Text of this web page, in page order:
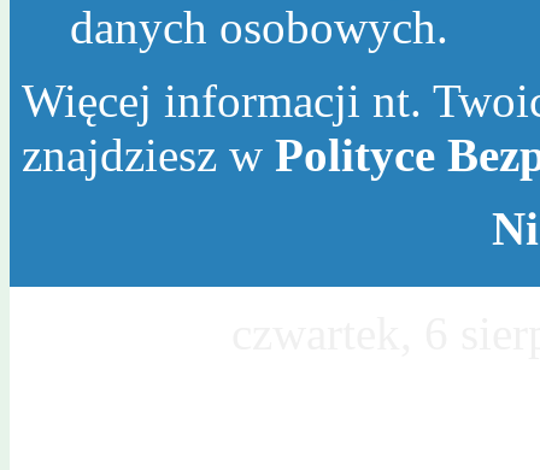
danych osobowych.
Więcej informacji nt.
znajdziesz w Polityce